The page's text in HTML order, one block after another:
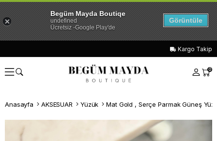
Kargo Takip
0
Anasayfa AKSESUAR Yüzük Mat Gold , Serçe Parmak Güneş
Begüm Mayda Boutiqe
undefined
Ücretsiz -Google Play'de
Görüntüle